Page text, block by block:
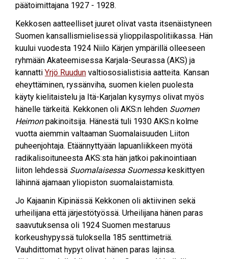
päätoimittajana 1927 - 1928.
Kekkosen aatteelliset juuret olivat vasta itsenäistyneen
Suomen kansallismielisessä ylioppilaspolitiikassa. Hän
kuului vuodesta 1924 Niilo Kärjen ympärillä olleeseen
ryhmään Akateemisessa Karjala-Seurassa (AKS) ja
kannatti Yrjö Ruudun valtiososialistisia aatteita. Kansan
eheyttäminen, ryssänviha, suomen kielen puolesta
käyty kielitaistelu ja Itä-Karjalan kysymys olivat myös
hänelle tärkeitä. Kekkonen oli AKS:n lehden Suomen
Heimonpakinoitsija. Hänestä tuli 1930 AKS:n kolme
vuotta aiemmin valtaaman Suomalaisuuden Liiton
puheenjohtaja. Etäännyttyään lapuanliikkeen myötä
radikalisoituneesta AKS:sta hän jatkoi pakinointiaan
liiton lehdessä Suomalaisessa Suomessa keskittyen
lähinnä ajamaan yliopiston suomalaistamista.
Jo Kajaanin Kipinässä Kekkonen oli aktiivinen sekä
urheilijana että järjestötyössä. Urheilijana hänen paras
saavutuksensa oli 1924 Suomen mestaruus
korkeushypyssä tuloksella 185 senttimetriä.
Vauhdittomat hypyt olivat hänen paras lajinsa.